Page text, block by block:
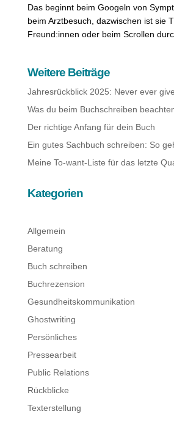
Das beginnt beim Googeln von
beim Arztbesuch, dazwischen ist sie
Freund:innen oder beim Scrollen
Weitere Beiträge
Jahresrückblick 2025: Never ever
Was du beim Buchschreiben
Der richtige Anfang für dein Buch
Ein gutes Sachbuch schreiben: So
Meine To-want-Liste für das letzte
Kategorien
Allgemein
Beratung
Buch schreiben
Buchrezension
Gesundheitskommunikation
Ghostwriting
Persönliches
Pressearbeit
Public Relations
Rückblicke
Texterstellung